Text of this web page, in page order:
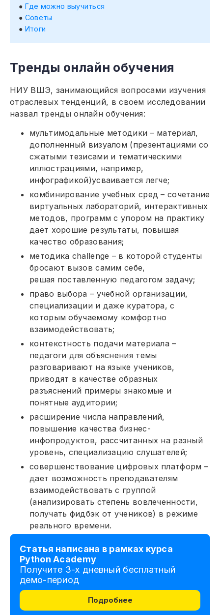
Где можно выучиться
Советы
Итоги
Тренды онлайн обучения
НИУ ВШЭ, занимающийся вопросами изучения
отраслевых тенденций, в своем исследовании
назвал тренды онлайн обучения:
мультимодальные методики – материал,
дополненный визуалом (презентациями со
сжатыми тезисами и тематическими
иллюстрациями, например,
инфографикой)усваивается легче;
комбинирование учебных сред – сочетание
виртуальных лабораторий, интерактивных
методов, программ с упором на практику
дает хорошие результаты, повышая
качество образования;
методика challenge – в которой студенты
бросают вызов самим себе,
решая поставленную педагогом задачу;
право выбора – учебной организации,
специализации и даже куратора, с
которым обучаемому комфортно
взаимодействовать;
контекстность подачи материала –
педагоги для объяснения темы
разговаривают на языке учеников,
приводят в качестве образных
разъяснений примеры знакомые и
понятные аудитории;
расширение числа направлений,
повышение качества бизнес-
инфопродуктов, рассчитанных на разный
уровень, специализацию слушателей;
совершенствование цифровых платформ –
дает возможность преподавателям
взаимодействовать с группой
(анализировать степень вовлеченности,
получать фидбэк от учеников) в режиме
реального времени.
Статья написана в рамках курса
Python Academy
Получите 3-х дневный бесплатный
демо-период
Подробнее